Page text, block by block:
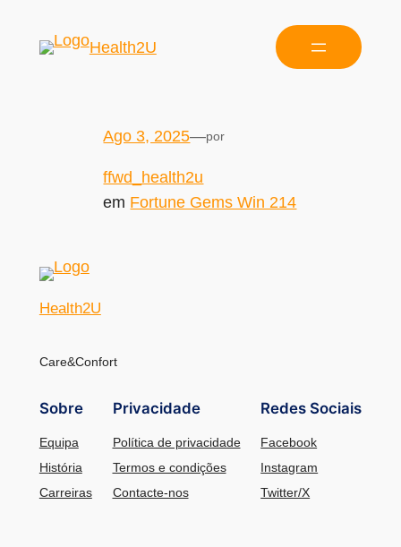
Health2U
Ago 3, 2025—por
ffwd_health2u
em Fortune Gems Win 214
Health2U
Care&Confort
Sobre
Equipa
História
Carreiras
Privacidade
Política de privacidade
Termos e condições
Contacte-nos
Redes Sociais
Facebook
Instagram
Twitter/X